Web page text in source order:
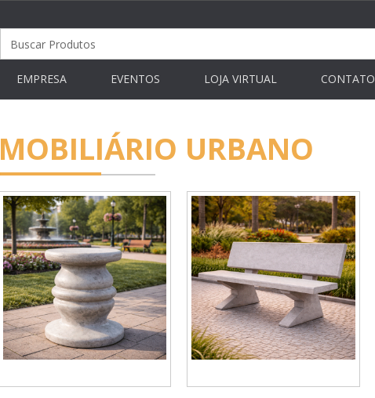
EMPRESA EVENTOS LOJA VIRTUAL CONTATO
MOBILIÁRIO URBANO